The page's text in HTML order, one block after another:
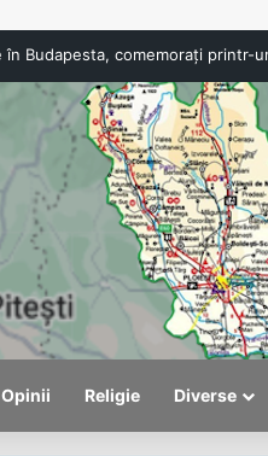
Opinii Religie Diverse